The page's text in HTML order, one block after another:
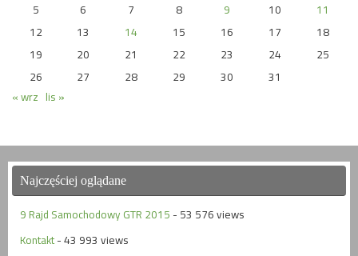
5
6 7 8 9 10
11
12
13 14 15 16 17
18
19
20 21 22 23 24
25
26
27 28 29 30
31
« wrz lis »
Najczęściej oglądane
9 Rajd Samochodowy GTR 2015 - 53 576 views
Kontakt - 43 993 views